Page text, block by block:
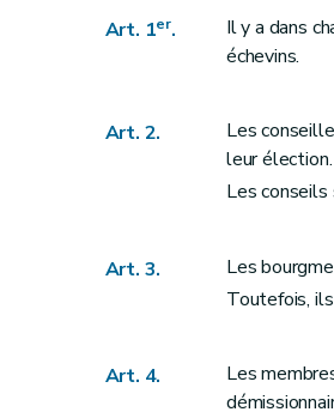
Art. 17
Art. 18
Art. 19
Art. 20
Art. 21
Art. 22
Section 7 Du
Art. 24
Art. 1er.
Il y a dans
échevins.
Art. 2. Les
leur
Les
Art. 3.
Les
Toutefois,
Art. 4.
Les